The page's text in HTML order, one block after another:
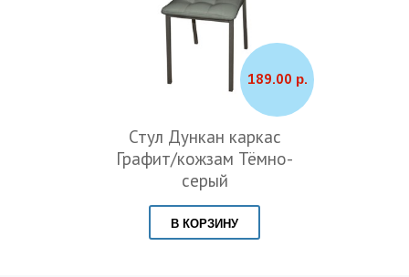
189.00 р.
Стул Дункан каркас
Графит/кожзам Тёмно-
серый
В КОРЗИНУ